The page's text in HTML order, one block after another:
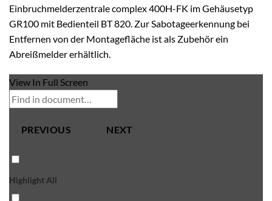
Einbruchmelderzentrale complex 400H-FK im Gehäusetyp
GR100 mit Bedienteil BT 820. Zur Sabotageerkennung bei
Entfernen von der Montagefläche ist als Zubehör ein
Abreißmelder erhältlich.